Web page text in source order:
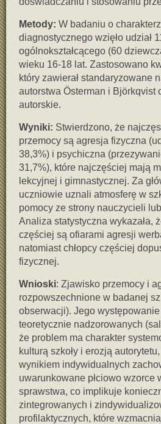
Metody: W badaniu o
diagnostycznego wzięło udział
ogólnokształcącego (60
wieku 16-18 lat. Zastosowano
który zawierał standaryzowane
autorstwa Österman i Björkqvist
autorskie.
Wyniki: Stwierdzono, że
przemocy są agresja fizyczna
38,3%) i psychiczna
31,7%), które najczęściej mają
lekcyjnej i gimnastycznej. Za
uczniowie uznali atmosferę w
pomocy ze strony nauczycieli
Analiza statystyczna wykazała,
częściej są ofiarami agresji
natomiast chłopcy częściej
fizycznej.
Wnioski: Zjawisko przemocy i
rozpowszechnione w badanej
obserwacji). Jego
teoretycznie nadzorowanych
że problem ma charakter
kulturą szkoły i erozją
wynikiem indywidualnych
uwarunkowane płciowo wzorce
sprawstwa, co implikuje
zintegrowanych i
profilaktycznych, które